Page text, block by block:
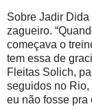
Sobre Jadir
zagueiro.
começava o
tem essa de
Fleitas Solich,
seguidos no Rio,
eu não fosse pra